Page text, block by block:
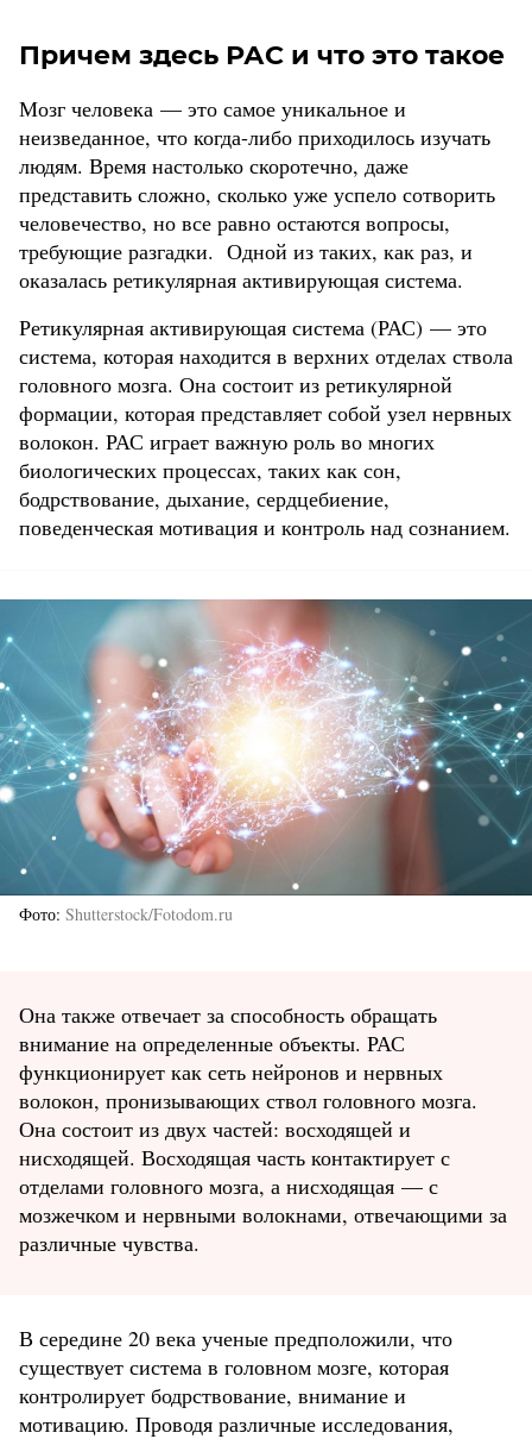
Причем здесь РАС и что это такое
Мозг человека — это самое уникальное и
неизведанное, что когда-либо приходилось изучать
людям. Время настолько скоротечно, даже
представить сложно, сколько уже успело сотворить
человечество, но все равно остаются вопросы,
требующие разгадки. Одной из таких, как раз, и
оказалась ретикулярная активирующая система.
Ретикулярная активирующая система (РАС) — это
система, которая находится в верхних отделах ствола
головного мозга. Она состоит из ретикулярной
формации, которая представляет собой узел нервных
волокон. РАС играет важную роль во многих
биологических процессах, таких как сон,
бодрствование, дыхание, сердцебиение,
поведенческая мотивация и контроль над сознанием.
Фото Shutterstock/Fotodom.ru
Она также отвечает за способность обращать
внимание на определенные объекты. РАС
функционирует как сеть нейронов и нервных
волокон, пронизывающих ствол головного мозга.
Она состоит из двух частей: восходящей и
нисходящей. Восходящая часть контактирует с
отделами головного мозга, а нисходящая — с
мозжечком и нервными волокнами, отвечающими за
различные чувства.
В середине 20 века ученые предположили, что
существует система в головном мозге, которая
контролирует бодрствование, внимание и
мотивацию. Проводя различные исследования,